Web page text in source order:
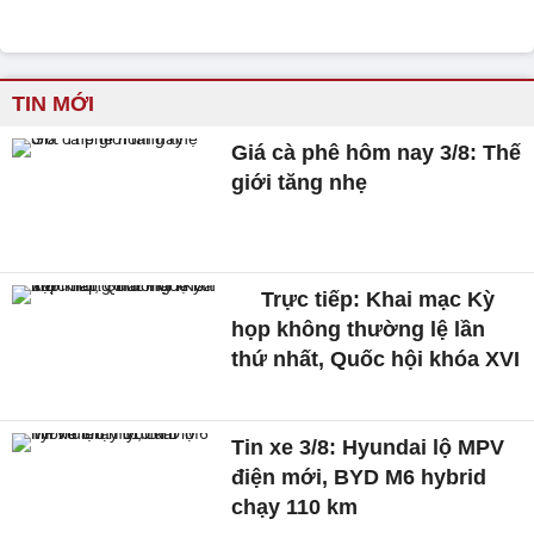
TIN MỚI
Giá cà phê hôm nay 3/8: Thế
giới tăng nhẹ
Trực tiếp: Khai mạc Kỳ
họp không thường lệ lần
thứ nhất, Quốc hội khóa XVI
Tin xe 3/8: Hyundai lộ MPV
điện mới, BYD M6 hybrid
chạy 110 km